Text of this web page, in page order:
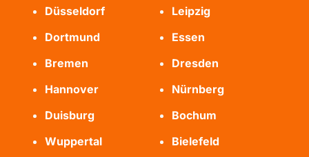
Düsseldorf
Leipzig
Dortmund
Essen
Bremen
Dresden
Hannover
Nürnberg
Duisburg
Bochum
Wuppertal
Bielefeld